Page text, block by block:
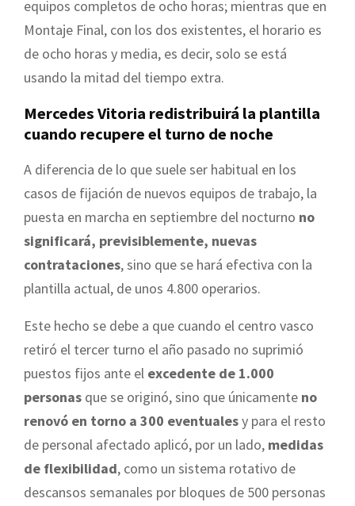
equipos completos de ocho horas; mientras que en
Montaje Final, con los dos existentes, el horario es
de ocho horas y media, es decir, solo se está
usando la mitad del tiempo extra.
Mercedes Vitoria redistribuirá la plantilla
cuando recupere el turno de noche
A diferencia de lo que suele ser habitual en los
casos de fijación de nuevos equipos de trabajo, la
puesta en marcha en septiembre del nocturno no
significará, previsiblemente, nuevas
contrataciones, sino que se hará efectiva con la
plantilla actual, de unos 4.800 operarios.
Este hecho se debe a que cuando el centro vasco
retiró el tercer turno el año pasado no suprimió
puestos fijos ante el excedente de 1.000
personas que se originó, sino que únicamente no
renovó en torno a 300 eventualesy para el resto
de personal afectado aplicó, por un lado, medidas
de flexibilidad, como un sistema rotativo de
descansos semanales por bloques de 500 personas